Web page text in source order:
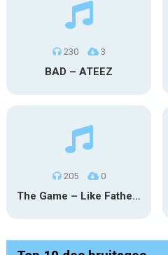
230 3
BAD – ATEEZ
205 0
The Game – Like Father Like Daughter